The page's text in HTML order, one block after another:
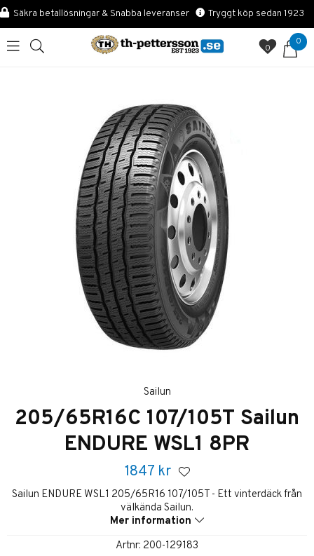
Säkra betallösningar & Snabba leveranser Tryggt köp sedan 1923
0
0
Sailun
205/65R16C 107/105T Sailun
ENDURE WSL1 8PR
1847kr
Sailun ENDURE WSL1 205/65R16 107/105T - Ett vinterdäck från
välkända Sailun.
Mer information
Artnr: 200-129183